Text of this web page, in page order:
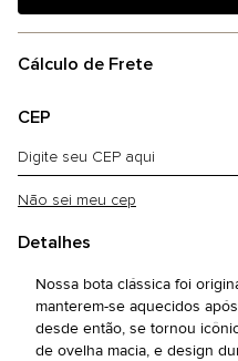
Cálculo de Frete
CEP
Não sei meu cep
Detalhes
Nossa bota clássica foi
manterem-se aquecidos
desde então, se tornou
de ovelha macia, e design